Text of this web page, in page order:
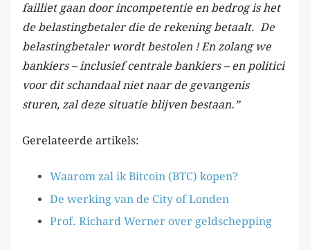
failliet gaan door incompetentie en bedrog is het
de belastingbetaler die de rekening betaalt. De
belastingbetaler wordt bestolen ! En zolang we
bankiers – inclusief centrale bankiers – en politici
voor dit schandaal niet naar de gevangenis
sturen, zal deze situatie blijven bestaan.”
Gerelateerde artikels:
Waarom zal ik Bitcoin (BTC) kopen?
De werking van de City of Londen
Prof. Richard Werner over geldschepping